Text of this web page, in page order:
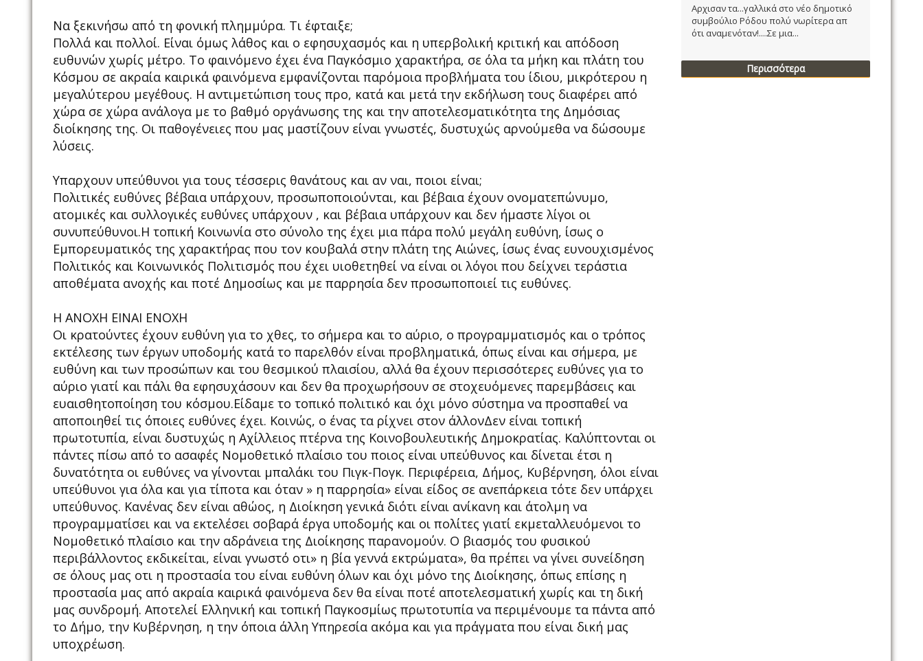
Να ξεκινήσω από τη φονική πλημμύρα. Τι έφταιξε;
Πολλά και πολλοί. Είναι όμως λάθος και ο εφησυχασμός και η υπερβολική κριτική και απόδοση
ευθυνών χωρίς μέτρο. Το φαινόμενο έχει ένα Παγκόσμιο χαρακτήρα, σε όλα τα μήκη και πλάτη του
Κόσμου σε ακραία καιρικά φαινόμενα εμφανίζονται παρόμοια προβλήματα του ίδιου, μικρότερου η
μεγαλύτερου μεγέθους. Η αντιμετώπιση τους προ, κατά και μετά την εκδήλωση τους διαφέρει από
χώρα σε χώρα ανάλογα με το βαθμό οργάνωσης της και την αποτελεσματικότητα της Δημόσιας
διοίκησης της. Οι παθογένειες που μας μαστίζουν είναι γνωστές, δυστυχώς αρνούμεθα να δώσουμε
λύσεις.
Υπαρχουν υπεύθυνοι για τους τέσσερις θανάτους και αν ναι, ποιοι είναι;
Πολιτικές ευθύνες βέβαια υπάρχουν, προσωποποιούνται, και βέβαια έχουν ονοματεπώνυμο,
ατομικές και συλλογικές ευθύνες υπάρχουν , και βέβαια υπάρχουν και δεν ήμαστε λίγοι οι
συνυπεύθυνοι.Η τοπική Κοινωνία στο σύνολο της έχει μια πάρα πολύ μεγάλη ευθύνη, ίσως ο
Εμπορευματικός της χαρακτήρας που τον κουβαλά στην πλάτη της Αιώνες, ίσως ένας ευνουχισμένος
Πολιτικός και Κοινωνικός Πολιτισμός που έχει υιοθετηθεί να είναι οι λόγοι που δείχνει τεράστια
αποθέματα ανοχής και ποτέ Δημοσίως και με παρρησία δεν προσωποποιεί τις ευθύνες.
Η ΑΝΟΧΗ ΕΙΝΑΙ ΕΝΟΧΗ
Οι κρατούντες έχουν ευθύνη για το χθες, το σήμερα και το αύριο, ο προγραμματισμός και ο τρόπος
εκτέλεσης των έργων υποδομής κατά το παρελθόν είναι προβληματικά, όπως είναι και σήμερα, με
ευθύνη και των προσώπων και του θεσμικού πλαισίου, αλλά θα έχουν περισσότερες ευθύνες για το
αύριο γιατί και πάλι θα εφησυχάσουν και δεν θα προχωρήσουν σε στοχευόμενες παρεμβάσεις και
ευαισθητοποίηση του κόσμου.Είδαμε το τοπικό πολιτικό και όχι μόνο σύστημα να προσπαθεί να
αποποιηθεί τις όποιες ευθύνες έχει. Κοινώς, ο ένας τα ρίχνει στον άλλονΔεν είναι τοπική
πρωτοτυπία, είναι δυστυχώς η Αχίλλειος πτέρνα της Κοινοβουλευτικής Δημοκρατίας. Καλύπτονται οι
πάντες πίσω από το ασαφές Νομοθετικό πλαίσιο του ποιος είναι υπεύθυνος και δίνεται έτσι η
δυνατότητα οι ευθύνες να γίνονται μπαλάκι του Πιγκ-Πογκ. Περιφέρεια, Δήμος, Κυβέρνηση, όλοι είναι
υπεύθυνοι για όλα και για τίποτα και όταν » η παρρησία» είναι είδος σε ανεπάρκεια τότε δεν υπάρχει
υπεύθυνος. Κανένας δεν είναι αθώος, η Διοίκηση γενικά διότι είναι ανίκανη και άτολμη να
προγραμματίσει και να εκτελέσει σοβαρά έργα υποδομής και οι πολίτες γιατί εκμεταλλευόμενοι το
Νομοθετικό πλαίσιο και την αδράνεια της Διοίκησης παρανομούν. Ο βιασμός του φυσικού
περιβάλλοντος εκδικείται, είναι γνωστό οτι» η βία γεννά εκτρώματα», θα πρέπει να γίνει συνείδηση
σε όλους μας οτι η προστασία του είναι ευθύνη όλων και όχι μόνο της Διοίκησης, όπως επίσης η
προστασία μας από ακραία καιρικά φαινόμενα δεν θα είναι ποτέ αποτελεσματική χωρίς και τη δική
μας συνδρομή. Αποτελεί Ελληνική και τοπική Παγκοσμίως πρωτοτυπία να περιμένουμε τα πάντα από
το Δήμο, την Κυβέρνηση, η την όποια άλλη Υπηρεσία ακόμα και για πράγματα που είναι δική μας
υποχρέωση.
Αρχισαν τα...γαλλικά στο νέο δημοτικό
συμβούλιο Ρόδου πολύ νωρίτερα απ
ότι αναμενόταν!....Σε μια...
Περισσότερα